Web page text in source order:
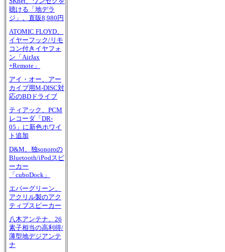
聴ける「地デラ
ジ」。直販8,980円
ATOMIC FLOYD、
イヤーフック/リモ
コン付きイヤフォ
ン「AirJax
+Remote」
アイ・オー、アー
カイブ用M-DISC対
応のBDドライブ
ティアック、PCM
レコーダ「DR-
05」に新色ホワイ
ト追加
D&M、独sonoroの
Bluetooth/iPodスピ
ーカー
「cuboDock」
エバーグリーン、
アクリル製のアク
ティブスピーカー
八木アンテナ、26
素子相当の高利得/
薄型地デジアンテ
ナ